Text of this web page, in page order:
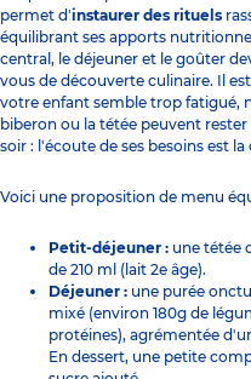
permet d'instaurer des rituels
équilibrant ses apports
central, le déjeuner et le goûter
vous de découverte culinaire. Il
votre enfant semble trop fatigué,
biberon ou la tétée peuvent
soir : l'écoute de ses besoins est
Voici une proposition de menu
Petit-déjeuner : une tétée
de 210 ml (lait 2e âge).
Déjeuner : une purée
mixé (environ 180g de
protéines), agrémentée
En dessert, une petite